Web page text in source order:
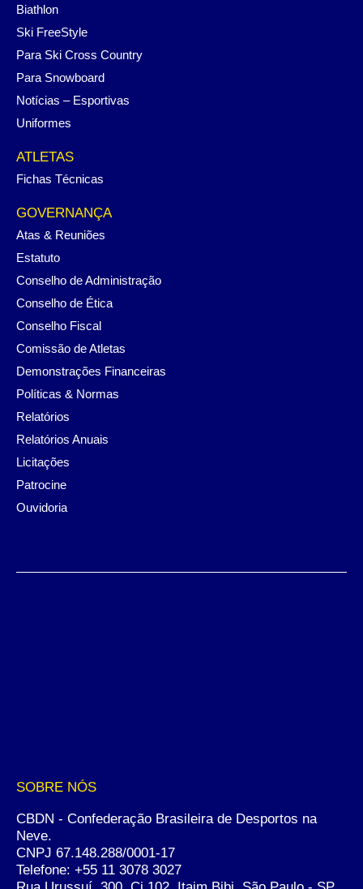
Biathlon
Ski FreeStyle
Para Ski Cross Country
Para Snowboard
Notícias – Esportivas
Uniformes
ATLETAS
Fichas Técnicas
GOVERNANÇA
Atas & Reuniões
Estatuto
Conselho de Administração
Conselho de Ética
Conselho Fiscal
Comissão de Atletas
Demonstrações Financeiras
Políticas & Normas
Relatórios
Relatórios Anuais
Licitações
Patrocine
Ouvidoria
SOBRE NÓS
CBDN - Confederação Brasileira de Desportos na
Neve.
CNPJ 67.148.288/0001-17
Telefone: +55 11 3078 3027